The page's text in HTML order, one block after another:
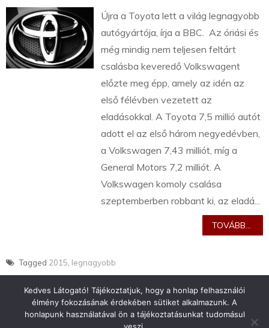
Újra a Toyota lett a világ legnagyobb
autógyártója, írja a BBC. Az óriási és
még mindig nem teljesen feltárt
csalásba keveredő Volkswagent
előzte meg épp, amely az idén az
első félévben vezetett az
eladásokkal. A Toyota 7,5 millió autót
adott el az első három negyedévben,
a Volkswagen 7,43 milliót, míg a
General Motors 7,2 milliót. A
Volkswagen komoly csalása
szeptemberben robbant ki, az eladá...
TOVÁBB...
Tagged 2015 legnagyobb
Kedves Látogató! Tájékoztatjuk, hogy a honlap felhasználói
élmény fokozásának érdekében sütiket alkalmazunk. A
honlapunk használatával ön a tájékoztatásunkat tudomásul